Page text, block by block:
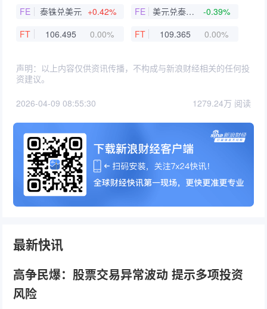
FE 泰铢兑美元 +0.42% FE 美元兑泰铢即期汇率
-0.39%
FT
106.495 0.00% FT 109.365 0.00%
声明：以上内容仅供资讯传播，不构成与新浪财经相关的任何投
资建议。
2026-04-09 08:55:30 1279.24万 阅读
最新快讯
高争民爆：股票交易异常波动 提示多项投资
风险